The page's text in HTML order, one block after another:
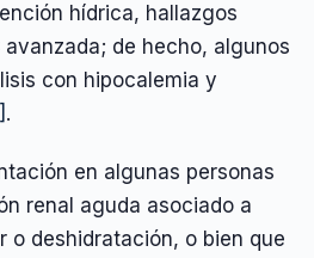
hídrica, hallazgos
avanzada; de hecho, algunos
con hipocalemia y
.
en algunas personas
renal aguda asociado a
o deshidratación, o bien que